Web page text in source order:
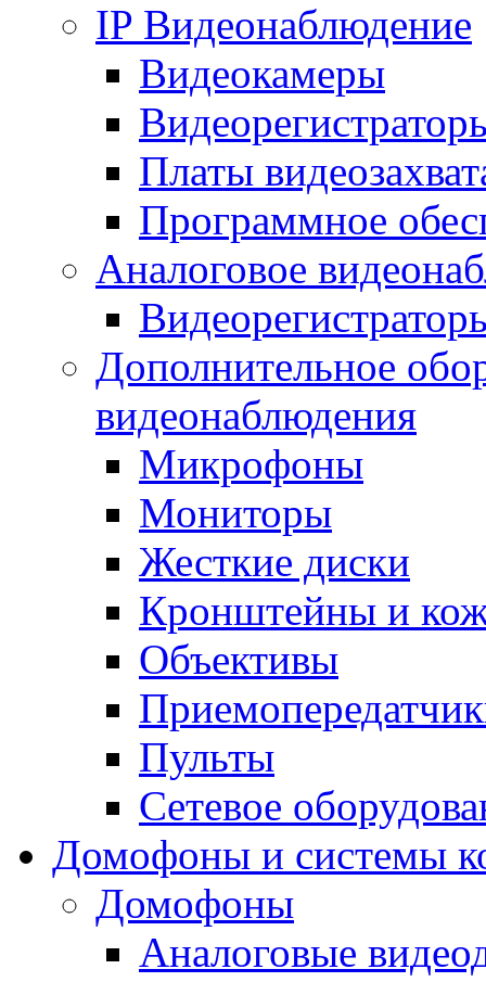
IP Видеонаблюдение
Видеокамеры
Платы
Программное
Аналоговое
Дополнительное
видеонаблюдения
Микрофоны
Мониторы
Жесткие диски
Кронштейны и
Объективы
Пульты
Сетевое
Домофоны и системы
Домофоны
Аналоговые